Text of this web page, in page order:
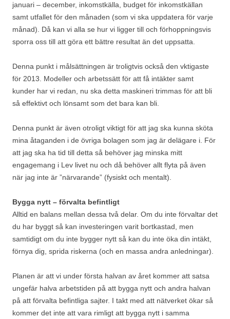
januari – december, inkomstkälla, budget för inkomstkällan
samt utfallet för den månaden (som vi ska uppdatera för varje
månad). Då kan vi alla se hur vi ligger till och förhoppningsvis
sporra oss till att göra ett bättre resultat än det uppsatta.
Denna punkt i målsättningen är troligtvis också den vktigaste
för 2013. Modeller och arbetssätt för att få intäkter samt
kunder har vi redan, nu ska detta maskineri trimmas för att bli
så effektivt och lönsamt som det bara kan bli.
Denna punkt är även otroligt viktigt för att jag ska kunna sköta
mina åtaganden i de övriga bolagen som jag är delägare i. För
att jag ska ha tid till detta så behöver jag minska mitt
engagemang i Lev livet nu och då behöver allt flyta på även
när jag inte är ”närvarande” (fysiskt och mentalt).
Bygga nytt – förvalta befintligt
Alltid en balans mellan dessa två delar. Om du inte förvaltar det
du har byggt så kan investeringen varit bortkastad, men
samtidigt om du inte bygger nytt så kan du inte öka din intäkt,
förnya dig, sprida riskerna (och en massa andra anledningar).
Planen är att vi under första halvan av året kommer att satsa
ungefär halva arbetstiden på att bygga nytt och andra halvan
på att förvalta befintliga sajter. I takt med att nätverket ökar så
kommer det inte att vara rimligt att bygga nytt i samma